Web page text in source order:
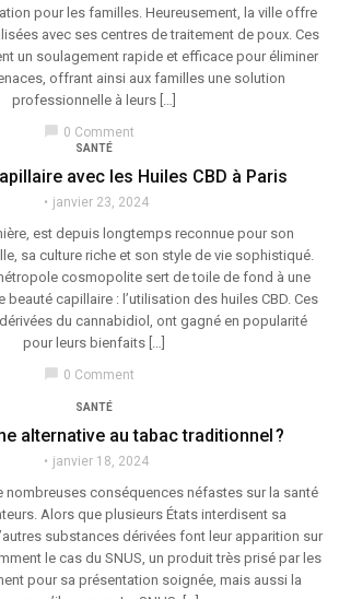
pour les familles. Heureusement, la ville offre
avec ses centres de traitement de poux. Ces
un soulagement rapide et efficace pour éliminer
offrant ainsi aux familles une solution
professionnelle à leurs […]
0 Comment
SANTÉ
avec les Huiles CBD à Paris
janvier 23, 2024
est depuis longtemps reconnue pour son
sa culture riche et son style de vie sophistiqué.
cosmopolite sert de toile de fond à une
beauté capillaire : l’utilisation des huiles CBD. Ces
du cannabidiol, ont gagné en popularité
pour leurs bienfaits […]
0 Comment
SANTÉ
alternative au tabac traditionnel ?
janvier 18, 2024
nombreuses conséquences néfastes sur la santé
Alors que plusieurs États interdisent sa
substances dérivées font leur apparition sur
le cas du SNUS, un produit très prisé par les
pour sa présentation soignée, mais aussi la